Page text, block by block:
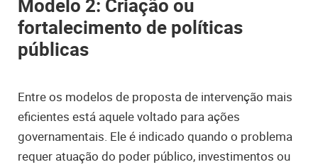
Modelo 2: Criação ou
fortalecimento de políticas
públicas
Entre os modelos de proposta de intervenção mais
eficientes está aquele voltado para ações
governamentais. Ele é indicado quando o problema
requer atuação do poder público, investimentos ou